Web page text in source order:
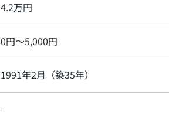
4.2万円
0円～5,000円
1991年2月（築35年）
-